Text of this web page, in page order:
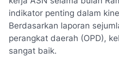
indikator penting dalam
Berdasarkan laporan
perangkat daerah (OPD),
sangat baik.